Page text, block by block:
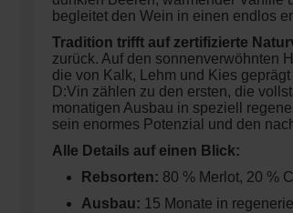
begleitet den Wein in einen endlos
Tradition trifft auf zertifizierte
zurück. Auf den sonnenverwöhnten
die von Kalk, Lehm und Kies geprägt
D:Vin zählen zu den ersten, die
monatigen Ausbau in speziell
sein enormes Potenzial und den
Alle Details auf einen Blick:
Rebsorten: 80 % Merlot, 20 %
Ausbau: 15 Monate in